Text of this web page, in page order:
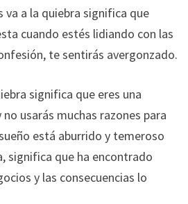
va a la quiebra significa que
cuando estés lidiando con las
te sentirás avergonzado.
significa que eres una
usarás muchas razones para
está aburrido y temeroso
significa que ha encontrado
y las consecuencias lo